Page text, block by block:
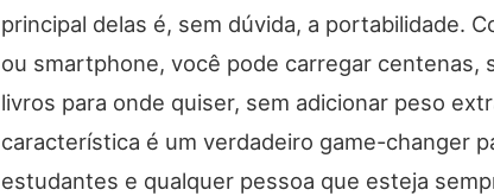
principal delas é, sem dúvida, a portabilidade.
ou smartphone, você pode carregar centenas,
livros para onde quiser, sem adicionar peso
característica é um verdadeiro game-changer
estudantes e qualquer pessoa que esteja